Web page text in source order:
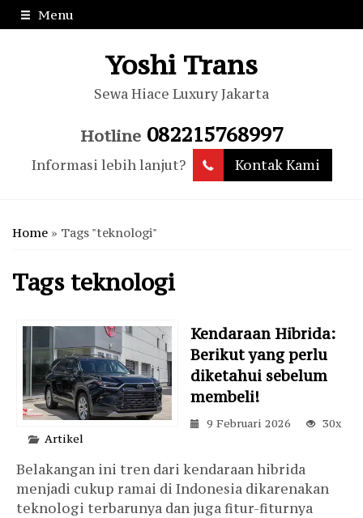
Menu
Yoshi Trans
Sewa Hiace Luxury Jakarta
Hotline 082215768997
Informasi lebih lanjut? Kontak Kami
Home » Tags "teknologi"
Tags teknologi
Kendaraan Hibrida:
Berikut yang perlu
diketahui sebelum
membeli!
9 Februari 2026
30x
Artikel
Belakangan ini tren dari kendaraan hibrida
menjadi cukup ramai di Indonesia dikarenakan
teknologi terbarunya dan juga fitur-fiturnya